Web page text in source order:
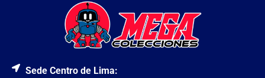
Sede Centro de Lima: